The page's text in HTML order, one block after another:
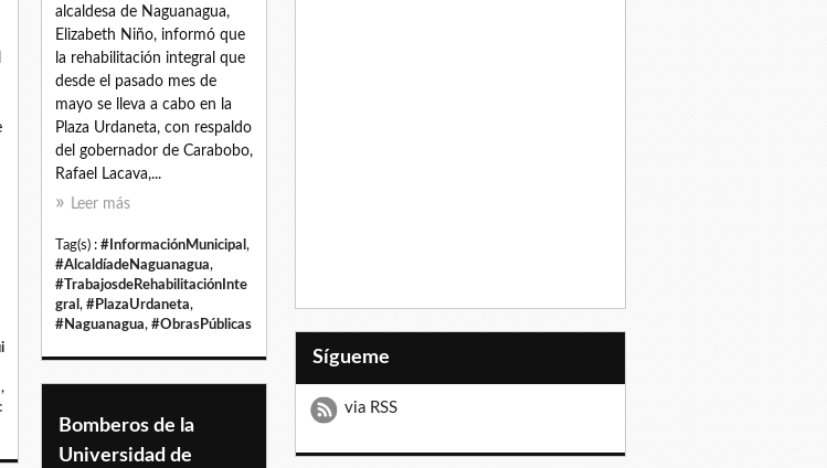
,
alcaldesa de Naguanagua,
Elizabeth Niño, informó que
la rehabilitación integral que
desde el pasado mes de
mayo se lleva a cabo en la
Plaza Urdaneta, con respaldo
del gobernador de Carabobo,
Rafael Lacava,...
Leer más
Tag(s) : #InformaciónMunicipal ,
#AlcaldíadeNaguanagua,
#TrabajosdeRehabilitaciónInte
gral , #PlazaUrdaneta,
#Naguanagua, #ObrasPúblicas
Bomberos de la
Universidad de
Sígueme
via RSS